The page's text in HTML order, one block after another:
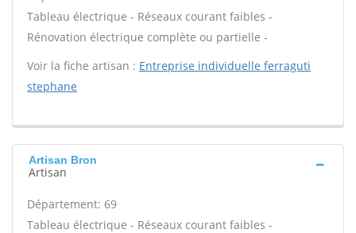
Tableau électrique - Réseaux courant faibles -
Rénovation électrique complète ou partielle -
Voir la fiche artisan : Entreprise individuelle ferraguti
stephane
Artisan Bron
Artisan
Département: 69
Tableau électrique - Réseaux courant faibles -